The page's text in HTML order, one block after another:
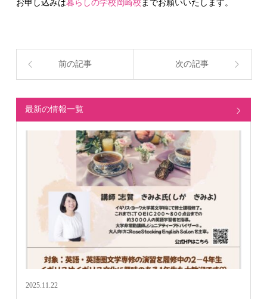
お申し込みは暮らしの学校岡崎校 までお願いいたします。
前の記事 次の記事
最新の情報一覧
2025.11.22